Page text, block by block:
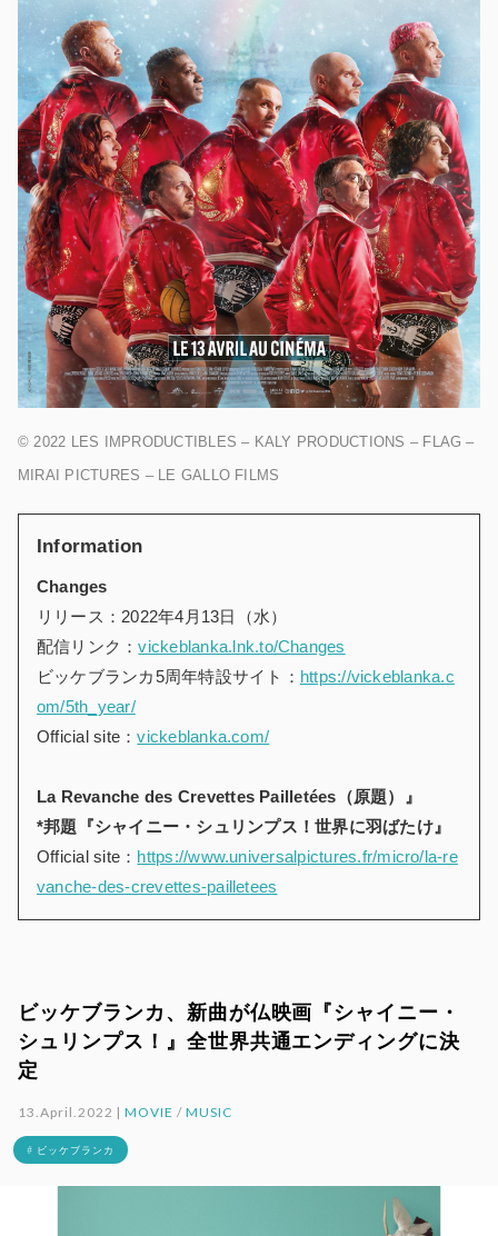
© 2022 LES IMPRODUCTIBLES – KALY PRODUCTIONS – FLAG –
MIRAI PICTURES – LE GALLO FILMS
Information
Changes
リリース：2022年4月13日（水）
配信リンク：vickeblanka.lnk.to/Changes
ビッケブランカ5周年特設サイト： https://vickeblanka.c
om/5th_year/
Official site：vickeblanka.com/
La Revanche des Crevettes Pailletées（原題）』
*邦題『シャイニー・シュリンプス！世界に羽ばたけ』
Official site： https://www.universalpictures.fr/micro/la-re
vanche-des-crevettes-pailletees
ビッケブランカ、新曲が仏映画『シャイニー・
シュリンプス！』全世界共通エンディングに決
定
13.April.2022 |MOVIE /MUSIC
# ビッケブランカ